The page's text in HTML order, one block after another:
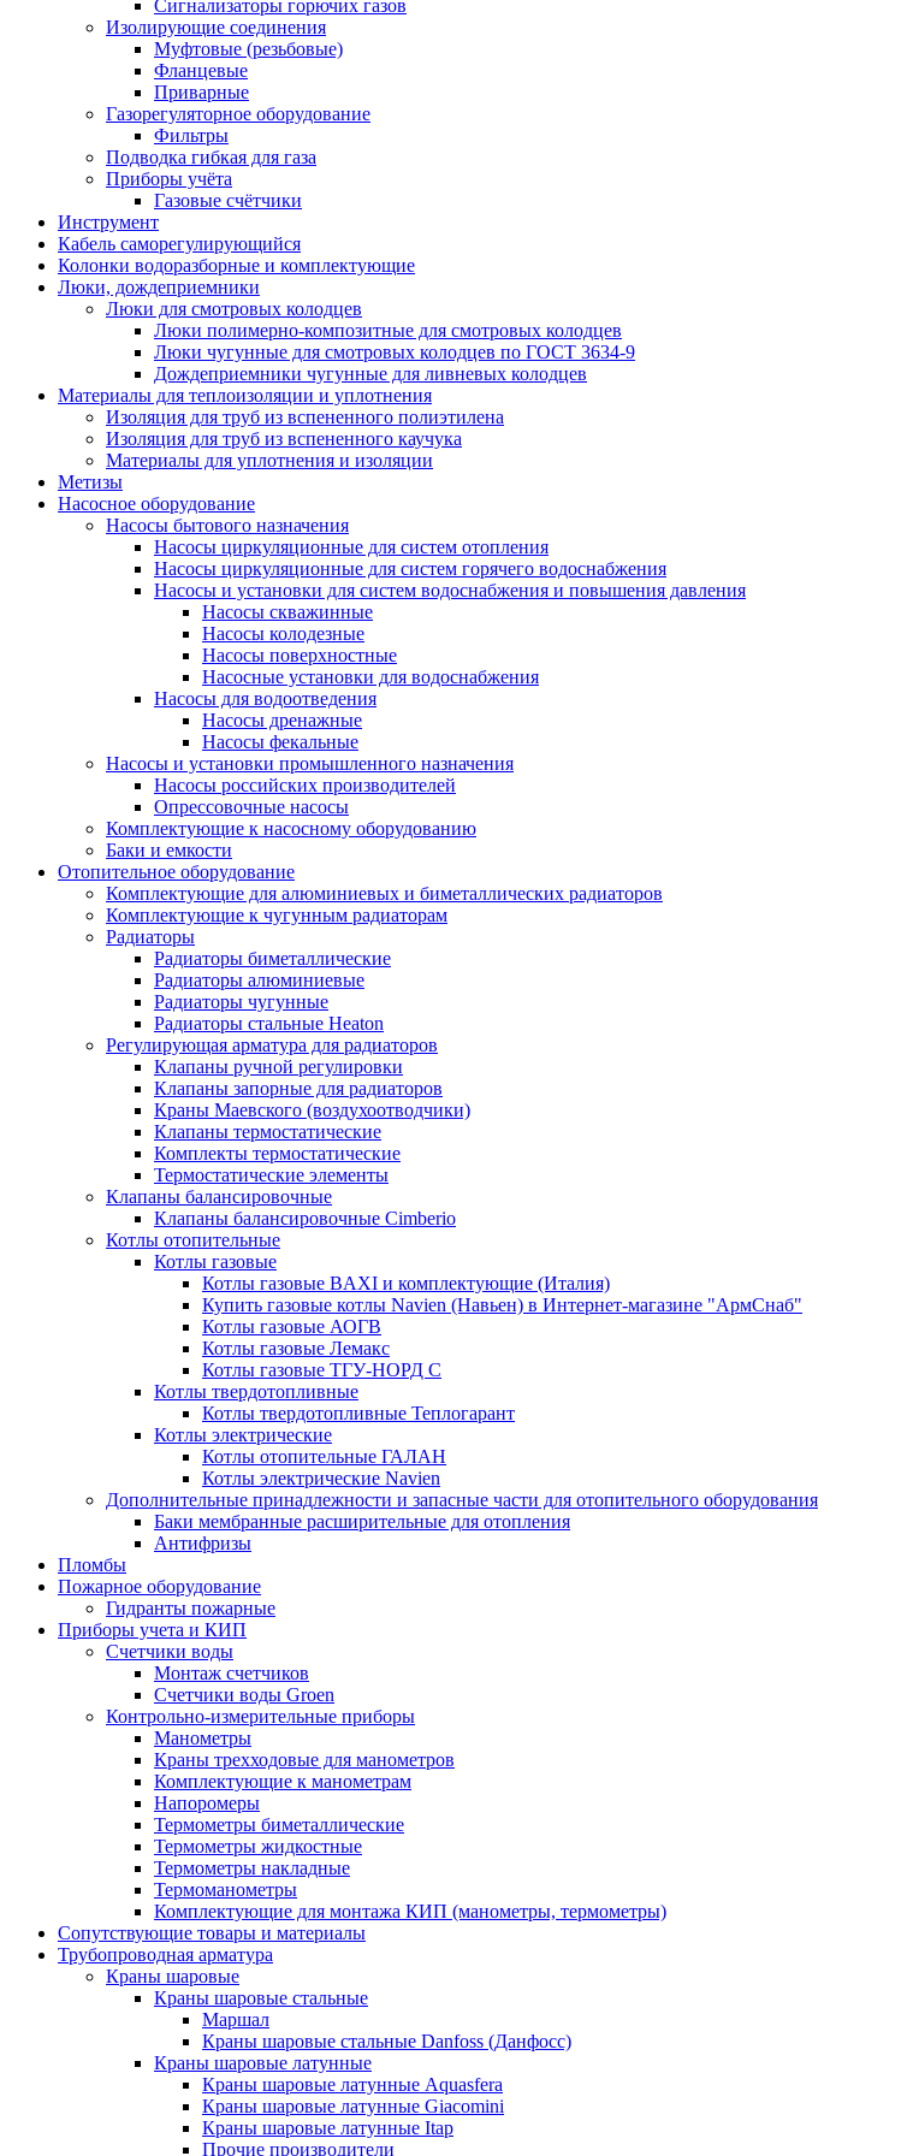
Сигнализаторы горючих газов
Изолирующие соединения
Муфтовые (резьбовые)
Фланцевые
Приварные
Газорегуляторное оборудование
Фильтры
Подводка гибкая для газа
Приборы учёта
Газовые счётчики
Инструмент
Кабель саморегулирующийся
Колонки водоразборные и комплектующие
Люки, дождеприемники
Люки для смотровых колодцев
Люки полимерно-композитные для смотровых колодцев
Люки чугунные для смотровых колодцев по ГОСТ 3634-9
Дождеприемники чугунные для ливневых колодцев
Материалы для теплоизоляции и уплотнения
Изоляция для труб из вспененного полиэтилена
Изоляция для труб из вспененного каучука
Материалы для уплотнения и изоляции
Метизы
Насосное оборудование
Насосы бытового назначения
Насосы циркуляционные для систем отопления
Насосы циркуляционные для систем горячего водоснабжения
Насосы и установки для систем водоснабжения и повышения давления
Насосы скважинные
Насосы колодезные
Насосы поверхностные
Насосные установки для водоснабжения
Насосы для водоотведения
Насосы дренажные
Насосы фекальные
Насосы и установки промышленного назначения
Насосы российских производителей
Опрессовочные насосы
Комплектующие к насосному оборудованию
Баки и емкости
Отопительное оборудование
Комплектующие для алюминиевых и биметаллических радиаторов
Комплектующие к чугунным радиаторам
Радиаторы
Радиаторы биметаллические
Радиаторы алюминиевые
Радиаторы чугунные
Радиаторы стальные Heaton
Регулирующая арматура для радиаторов
Клапаны ручной регулировки
Клапаны запорные для радиаторов
Краны Маевского (воздухоотводчики)
Клапаны термостатические
Комплекты термостатические
Термостатические элементы
Клапаны балансировочные
Клапаны балансировочные Cimberio
Котлы отопительные
Котлы газовые
Котлы газовые BAXI и комплектующие (Италия)
Купить газовые котлы Navien (Навьен) в Интернет-магазине "АрмСнаб"
Котлы газовые АОГВ
Котлы газовые Лемакс
Котлы газовые ТГУ-НОРД С
Котлы твердотопливные
Котлы твердотопливные Теплогарант
Котлы электрические
Котлы отопительные ГАЛАН
Котлы электрические Navien
Дополнительные принадлежности и запасные части для отопительного оборудования
Баки мембранные расширительные для отопления
Антифризы
Пломбы
Пожарное оборудование
Гидранты пожарные
Приборы учета и КИП
Счетчики воды
Монтаж счетчиков
Счетчики воды Groen
Контрольно-измерительные приборы
Манометры
Краны трехходовые для манометров
Комплектующие к манометрам
Напоромеры
Термометры биметаллические
Термометры жидкостные
Термометры накладные
Термоманометры
Комплектующие для монтажа КИП (манометры, термометры)
Сопутствующие товары и материалы
Трубопроводная арматура
Краны шаровые
Краны шаровые стальные
Маршал
Краны шаровые стальные Danfoss (Данфосс)
Краны шаровые латунные
Краны шаровые латунные Aquasfera
Краны шаровые латунные Giacomini
Краны шаровые латунные Itap
Прочие производители